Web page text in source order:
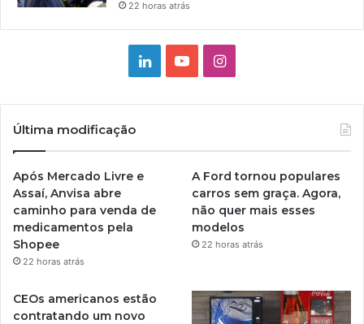
22 horas atrás
LinkedinYouTubeInstagram
Última modificação
Após Mercado Livre e
Assaí, Anvisa abre
caminho para venda de
medicamentos pela
Shopee
22 horas atrás
A Ford tornou populares
carros sem graça. Agora,
não quer mais esses
modelos
22 horas atrás
CEOs americanos estão
contratando um novo